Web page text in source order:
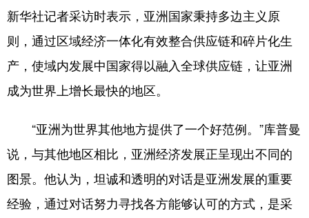
新华社记者采访时表示，亚洲国家秉持多边主义原
则，通过区域经济一体化有效整合供应链和碎片化生
产，使域内发展中国家得以融入全球供应链，让亚洲
成为世界上增长最快的地区。
“亚洲为世界其他地方提供了一个好范例。”库普曼
说，与其他地区相比，亚洲经济发展正呈现出不同的
图景。他认为，坦诚和透明的对话是亚洲发展的重要
经验，通过对话努力寻找各方能够认可的方式，是采